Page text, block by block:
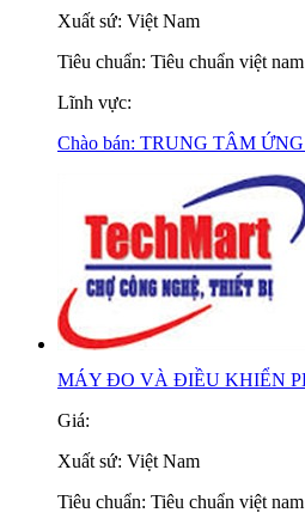
Xuất sứ: Việt Nam
Tiêu chuẩn: Tiêu chuẩn việt nam
Lĩnh vực:
Chào bán: TRUNG TÂM
MÁY ĐO VÀ ĐIỀU KHIỂN
Giá:
Xuất sứ: Việt Nam
Tiêu chuẩn: Tiêu chuẩn việt nam